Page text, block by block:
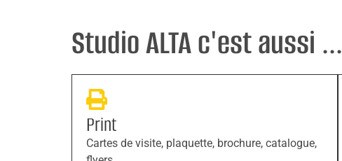
Studio ALTA c'est aussi ...
Print
Cartes de visite, plaquette, brochure, catalogue,